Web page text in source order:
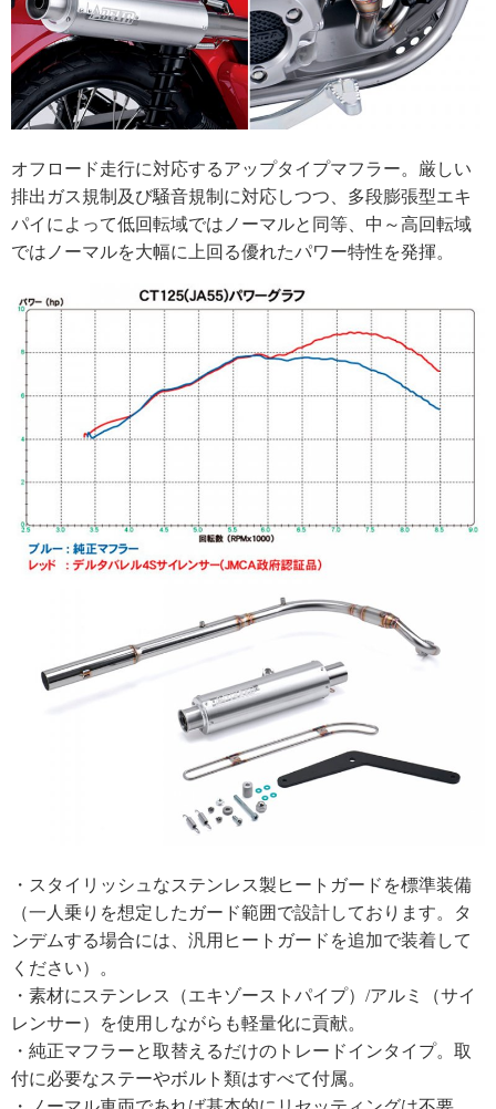
オフロード走行に対応するアップタイプマフラー。厳しい
排出ガス規制及び騒音規制に対応しつつ、多段膨張型エキ
パイによって低回転域ではノーマルと同等、中～高回転域
ではノーマルを大幅に上回る優れたパワー特性を発揮。
・スタイリッシュなステンレス製ヒートガードを標準装備
（一人乗りを想定したガード範囲で設計しております。タ
ンデムする場合には、汎用ヒートガードを追加で装着して
ください）。
・素材にステンレス（エキゾーストパイプ）/アルミ（サイ
レンサー）を使用しながらも軽量化に貢献。
・純正マフラーと取替えるだけのトレードインタイプ。取
付に必要なステーやボルト類はすべて付属。